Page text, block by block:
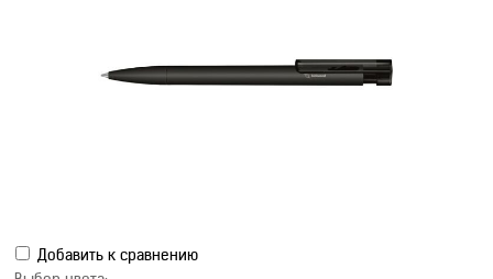
Добавить к сравнению